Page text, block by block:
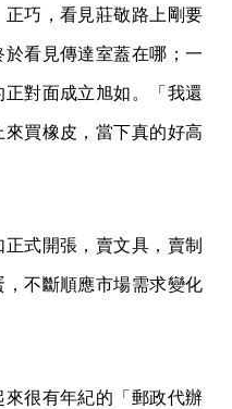
巧，看見莊敬路上剛要
看見傳達室蓋在哪；一
對面成立旭如。「我還
買橡皮，當下真的好高
式開張，賣文具，賣制
不斷順應市場需求變化
很有年紀的「郵政代辦